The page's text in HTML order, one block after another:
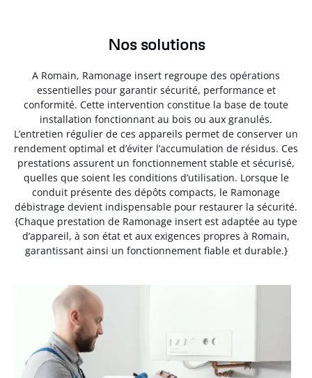
Nos solutions
A Romain, Ramonage insert regroupe des opérations
essentielles pour garantir sécurité, performance et
conformité. Cette intervention constitue la base de toute
installation fonctionnant au bois ou aux granulés.
L’entretien régulier de ces appareils permet de conserver un
rendement optimal et d’éviter l’accumulation de résidus. Ces
prestations assurent un fonctionnement stable et sécurisé,
quelles que soient les conditions d’utilisation. Lorsque le
conduit présente des dépôts compacts, le Ramonage
débistrage devient indispensable pour restaurer la sécurité.
{Chaque prestation de Ramonage insert est adaptée au type
d’appareil, à son état et aux exigences propres à Romain,
garantissant ainsi un fonctionnement fiable et durable.}